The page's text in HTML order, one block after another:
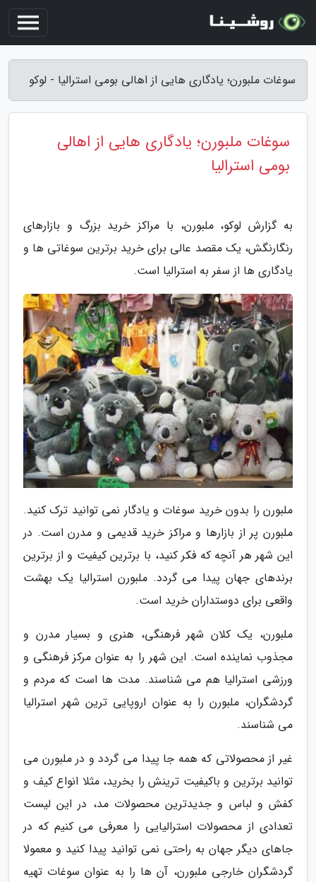
سوغات ملبورن؛ یادگاری هایی از اهالی بومی استرالیا - لوکو
سوغات ملبورن؛ یادگاری هایی از اهالی
بومی استرالیا
به گزارش لوکو، ملبورن، با مراکز خرید بزرگ و بازارهای
رنگارنگش، یک مقصد عالی برای خرید برترین سوغاتی ها و
یادگاری ها از سفر به استرالیا است.
ملبورن را بدون خرید سوغات و یادگار نمی توانید ترک کنید.
ملبورن پر از بازارها و مراکز خرید قدیمی و مدرن است. در
این شهر هر آنچه که فکر کنید، با برترین کیفیت و از برترین
برندهای جهان پیدا می گردد. ملبورن استرالیا یک بهشت
واقعی برای دوستداران خرید است.
ملبورن، یک کلان شهر فرهنگی، هنری و بسیار مدرن و
مجذوب نماینده است. این شهر را به عنوان مرکز فرهنگی و
ورزشی استرالیا هم می شناسند. مدت ها است که مردم و
گردشگران، ملبورن را به عنوان اروپایی ترین شهر استرالیا
می شناسند.
غیر از محصولاتی که همه جا پیدا می گردد و در ملبورن می
توانید برترین و باکیفیت ترینش را بخرید، مثلا انواع کیف و
کفش و لباس و جدیدترین محصولات مد، در این لیست
تعدادی از محصولات استرالیایی را معرفی می کنیم که در
جاهای دیگر جهان به راحتی نمی توانید پیدا کنید و معمولا
گردشگران خارجی ملبورن، آن ها را به عنوان سوغات تهیه